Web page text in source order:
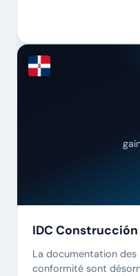
IDC Construcción
La documentation
conformité sont